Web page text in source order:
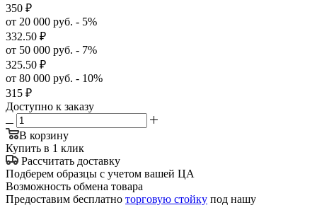
350 ₽
от 20 000 руб. - 5%
332.50 ₽
от 50 000 руб. - 7%
325.50 ₽
от 80 000 руб. - 10%
315 ₽
Доступно к заказу
В корзину
Купить в 1 клик
Рассчитать доставку
Подберем образцы с учетом вашей ЦА
Возможность обмена товара
Предоставим бесплатно торговую стойку под нашу